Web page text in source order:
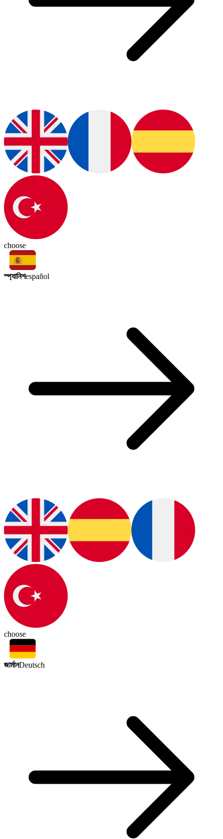
choose
স্প্যানিশespañol
choose
জার্মানDeutsch